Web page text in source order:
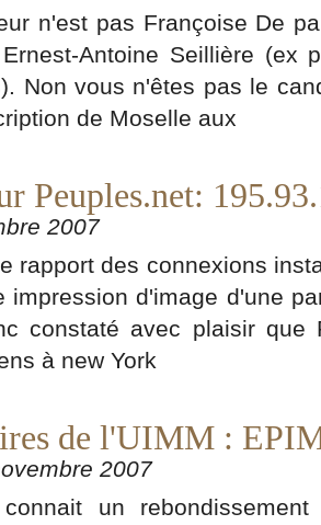
n'est pas Françoise De
Antoine Seillière (ex
Non vous n'êtes pas le
de Moselle aux
Peuples.net:
2007
rapport des connexions
impression d'image d'une
constaté avec plaisir que
à new York
de l'UIMM :
2007
un